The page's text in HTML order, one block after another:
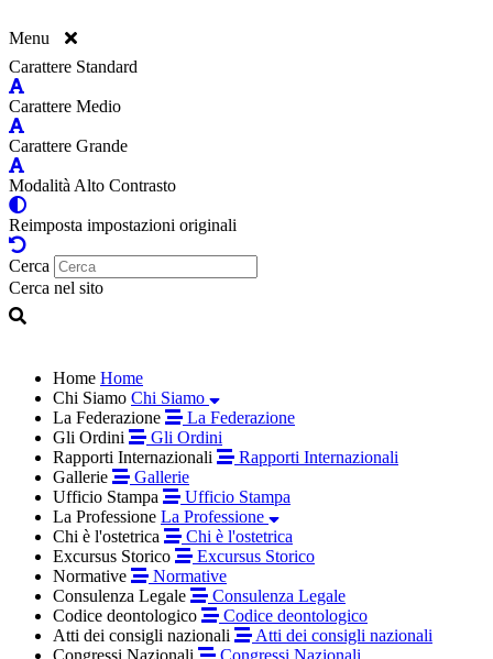
Menu
Carattere Standard
Carattere Medio
Carattere Grande
Modalità Alto Contrasto
Reimposta impostazioni originali
Cerca
Cerca nel sito
Home Home
Chi Siamo Chi Siamo
La Federazione
La Federazione
Gli Ordini
Gli Ordini
Rapporti Internazionali
Rapporti Internazionali
Gallerie
Gallerie
Ufficio Stampa
Ufficio Stampa
La Professione La Professione
Chi è l'ostetrica
Chi è l'ostetrica
Excursus Storico
Excursus Storico
Normative
Normative
Consulenza Legale
Consulenza Legale
Codice deontologico
Codice deontologico
Atti dei consigli nazionali
Atti dei consigli nazionali
Congressi Nazionali
Congressi Nazionali